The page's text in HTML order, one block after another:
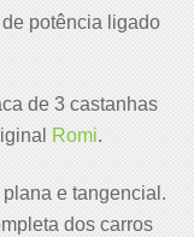
potência ligado
de 3 castanhas
Romi.
e tangencial.
dos carros